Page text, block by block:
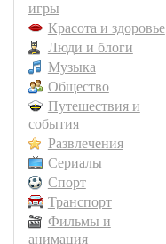
игры
Красота и здоровье
Люди и блоги
Музыка
Общество
Путешествия и
события
Развлечения
Сериалы
Спорт
Транспорт
Фильмы и
анимация